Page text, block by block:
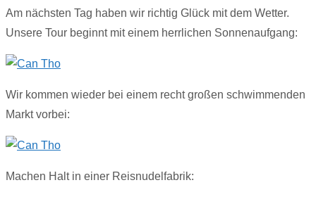
Am nächsten Tag haben wir richtig Glück mit dem Wetter.
Unsere Tour beginnt mit einem herrlichen Sonnenaufgang:
Wir kommen wieder bei einem recht großen schwimmenden
Markt vorbei:
Machen Halt in einer Reisnudelfabrik: